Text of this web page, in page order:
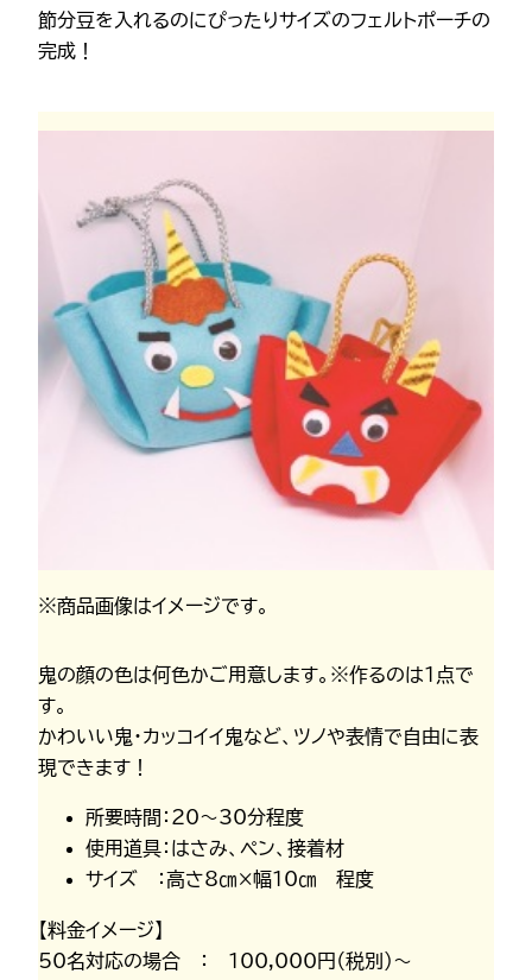
節分豆を入れるのにぴったりサイズのフェルトポーチの
完成！
※商品画像はイメージです。
鬼の顔の色は何色かご用意します。※作るのは1点で
す。
かわいい鬼・カッコイイ鬼など、ツノや表情で自由に表
現できます！
所要時間：20～30分程度
使用道具：はさみ、ペン、接着材
サイズ ：高さ8㎝×幅10㎝ 程度
【料金イメージ】
50名対応の場合 ： 100,000円（税別）～